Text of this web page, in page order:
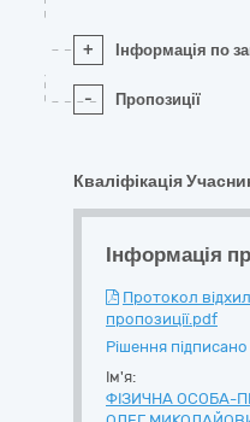
+ Інформація по
- Пропозиції
Кваліфікація
Інформація
Протокол
пропозиції.pdf
Рішення підписано
Ім'я:
ФІЗИЧНА ОСОБА-